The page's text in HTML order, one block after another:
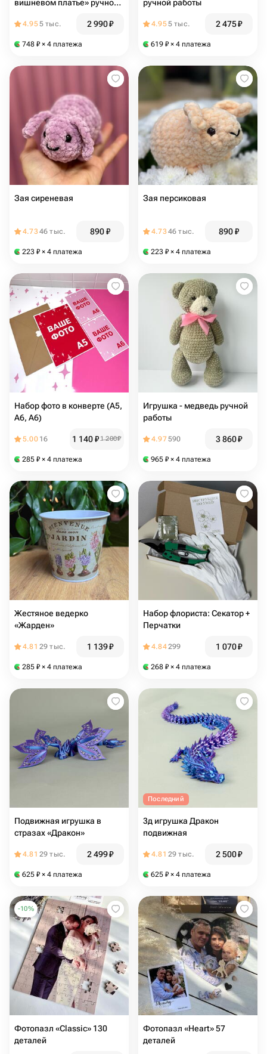
вишневом платье» ручной
4.955 тыс. 2 990₽
748 ₽ × 4 платежа
ручной работы
4.955 тыс. 2 475₽
619 ₽ × 4 платежа
Зая сиреневая
4.7346 тыс. 890₽
223 ₽ × 4 платежа
Зая персиковая
4.7346 тыс. 890₽
223 ₽ × 4 платежа
Набор фото в конверте (А5,
А6, А6)
5.00 16 1 140₽1 200₽
285 ₽ × 4 платежа
Игрушка - медведь ручной
работы
4.97590 3 860₽
965 ₽ × 4 платежа
Жестяное ведерко
«Жарден»
4.81 29 тыс. 1 139₽
285 ₽ × 4 платежа
Набор флориста: Секатор +
Перчатки
4.84299 1 070₽
268 ₽ × 4 платежа
Подвижная игрушка в
стразах «Дракон»
4.81 29 тыс. 2 499₽
625 ₽ × 4 платежа
Последний
3д игрушка Дракон
подвижная
4.81 29 тыс. 2 500₽
625 ₽ × 4 платежа
-10%
Фотопазл «Classic» 130
деталей
Фотопазл «Heart» 57
деталей